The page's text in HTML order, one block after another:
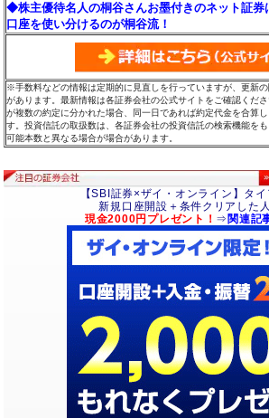
◆株主優待名人の桐谷さんお墨付きのネット証券
口座を使い分けるのが桐谷流！
※手数料などの情報は定期的に見直しを行っていますが、更新
があります。最新情報は各証券会社の公式サイトをご確認くだ
が複数の約定に分かれた場合、同一日であれば約定代金を合算
す。投資信託の取扱数は、各証券会社の投資信託の検索機能を
可能本数と異なる場合が場合があります。
【SBI証券×ザイ・オンライン】タ
新規口座開設＋条件クリアした
現金2000円プレゼント！ ⇒ 関連記